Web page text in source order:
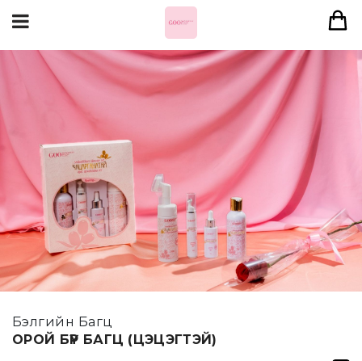
Бэлгийн Багц
ОРОЙ БҮР БАГЦ (ЦЭЦЭГТЭЙ)